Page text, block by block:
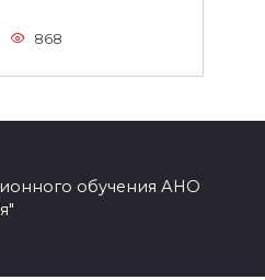
868
обучения АНО